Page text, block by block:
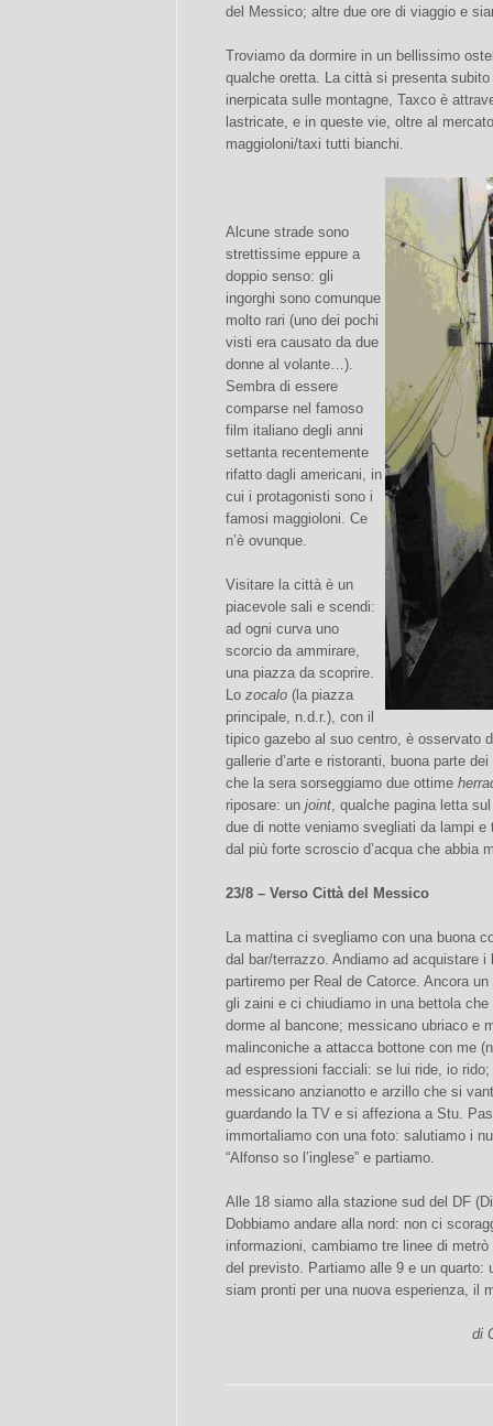
del Messico; altre due ore di viaggio e
Troviamo da dormire in un bellissimo
qualche oretta. La città si presenta
inerpicata sulle montagne, Taxco è
lastricate, e in queste vie, oltre al
maggioloni/taxi tutti bianchi.
Alcune strade sono
strettissime eppure a
doppio senso: gli
ingorghi sono comunque
molto rari (uno dei pochi
visti era causato da due
donne al volante…).
Sembra di essere
comparse nel famoso
film italiano degli anni
settanta recentemente
rifatto dagli americani, in
cui i protagonisti sono i
famosi maggioloni. Ce
n’è ovunque.
Visitare la città è un
piacevole sali e scendi:
ad ogni curva uno
scorcio da ammirare,
una piazza da scoprire.
Lo zocalo (la piazza
principale, n.d.r.), con il
tipico gazebo al suo centro, è osservato
gallerie d’arte e ristoranti, buona parte
che la sera sorseggiamo due ottime
riposare: un joint, qualche pagina letta
due di notte veniamo svegliati da lampi
dal più forte scroscio d’acqua che abbia
23/8 – Verso Città del Messico
La mattina ci svegliamo con una buona
dal bar/terrazzo. Andiamo ad acquistare
partiremo per Real de Catorce. Ancora
gli zaini e ci chiudiamo in una bettola
dorme al bancone; messicano ubriaco e
malinconiche a attacca bottone con me
ad espressioni facciali: se lui ride, io
messicano anzianotto e arzillo che si
guardando la TV e si affeziona a Stu.
immortaliamo con una foto: salutiamo i
“Alfonso so l’inglese” e partiamo.
Alle 18 siamo alla stazione sud del DF
Dobbiamo andare alla nord: non ci
informazioni, cambiamo tre linee di
del previsto. Partiamo alle 9 e un quarto:
siam pronti per una nuova esperienza, il
di